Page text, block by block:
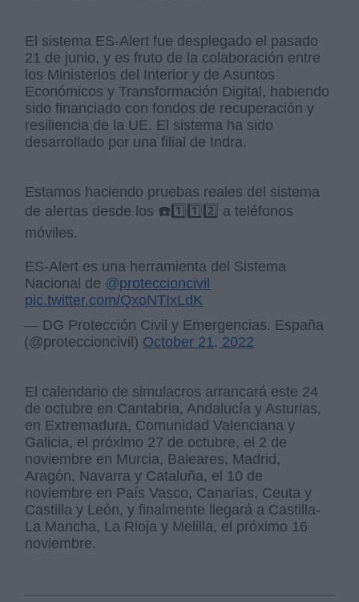
El sistema ES-Alert fue desplegado el pasado
21 de junio, y es fruto de la colaboración entre
los Ministerios del Interior y de Asuntos
Económicos y Transformación Digital, habiendo
sido financiado con fondos de recuperación y
resiliencia de la UE. El sistema ha sido
desarrollado por una filial de Indra.
Estamos haciendo pruebas reales del sistema
de alertas desde los ☎️1️⃣1️⃣2️⃣ a teléfonos
móviles.
ES-Alert es una herramienta del Sistema
Nacional de @proteccioncivil
pic.twitter.com/QxoNTIxLdK
— DG Protección Civil y Emergencias. España
(@proteccioncivil) October 21, 2022
El calendario de simulacros arrancará este 24
de octubre en Cantabria, Andalucía y Asturias,
en Extremadura, Comunidad Valenciana y
Galicia, el próximo 27 de octubre, el 2 de
noviembre en Murcia, Baleares, Madrid,
Aragón, Navarra y Cataluña, el 10 de
noviembre en País Vasco, Canarias, Ceuta y
Castilla y León, y finalmente llegará a Castilla-
La Mancha, La Rioja y Melilla, el próximo 16
noviembre.